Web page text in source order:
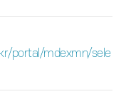
portal/mdexmn/sele